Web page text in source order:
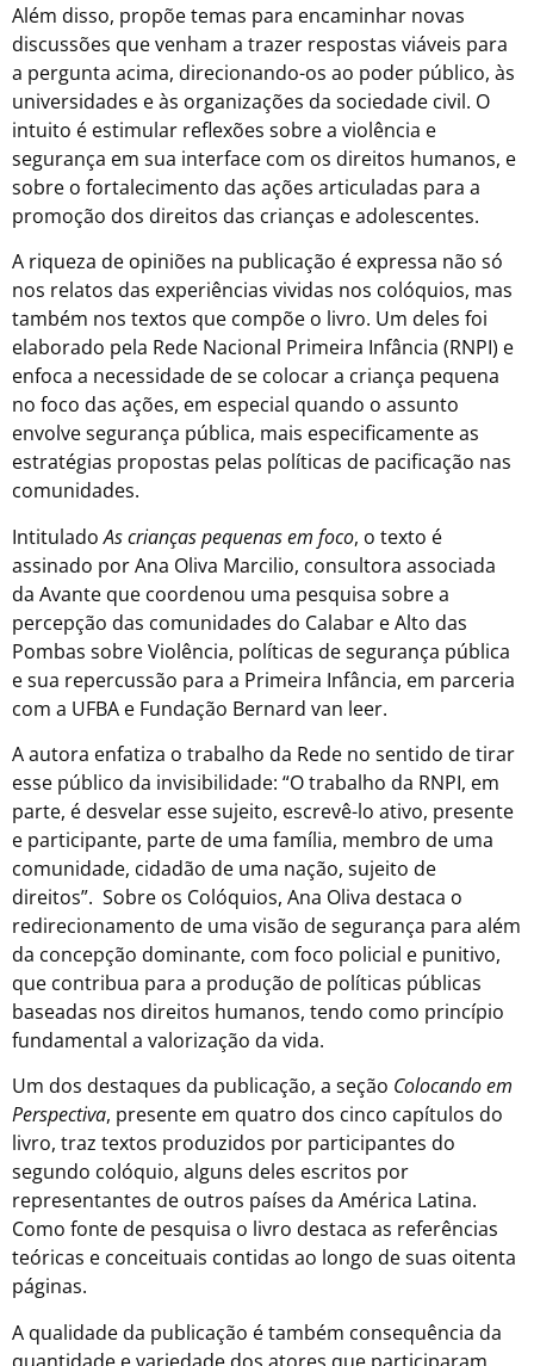
Além disso, propõe temas para encaminhar novas
discussões que venham a trazer respostas viáveis para
a pergunta acima, direcionando-os ao poder público, às
universidades e às organizações da sociedade civil. O
intuito é estimular reflexões sobre a violência e
segurança em sua interface com os direitos humanos, e
sobre o fortalecimento das ações articuladas para a
promoção dos direitos das crianças e adolescentes.
A riqueza de opiniões na publicação é expressa não só
nos relatos das experiências vividas nos colóquios, mas
também nos textos que compõe o livro. Um deles foi
elaborado pela Rede Nacional Primeira Infância (RNPI) e
enfoca a necessidade de se colocar a criança pequena
no foco das ações, em especial quando o assunto
envolve segurança pública, mais especificamente as
estratégias propostas pelas políticas de pacificação nas
comunidades.
IntituladoAs crianças pequenas em foco, o texto é
assinado por Ana Oliva Marcilio, consultora associada
da Avante que coordenou uma pesquisa sobre a
percepção das comunidades do Calabar e Alto das
Pombas sobre Violência, políticas de segurança pública
e sua repercussão para a Primeira Infância, em parceria
com a UFBA e Fundação Bernard van leer.
A autora enfatiza o trabalho da Rede no sentido de tirar
esse público da invisibilidade: “O trabalho da RNPI, em
parte, é desvelar esse sujeito, escrevê-lo ativo, presente
e participante, parte de uma família, membro de uma
comunidade, cidadão de uma nação, sujeito de
direitos”. Sobre os Colóquios, Ana Oliva destaca o
redirecionamento de uma visão de segurança para além
da concepção dominante, com foco policial e punitivo,
que contribua para a produção de políticas públicas
baseadas nos direitos humanos, tendo como princípio
fundamental a valorização da vida.
Um dos destaques da publicação, a seção Colocando em
Perspectiva, presente em quatro dos cinco capítulos do
livro, traz textos produzidos por participantes do
segundo colóquio, alguns deles escritos por
representantes de outros países da América Latina.
Como fonte de pesquisa o livro destaca as referências
teóricas e conceituais contidas ao longo de suas oitenta
páginas.
A qualidade da publicação é também consequência da